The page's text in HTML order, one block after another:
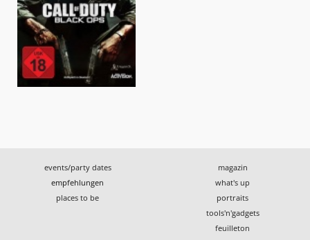
events/party dates
empfehlungen
places to be
magazin
what's up
portraits
tools'n'gadgets
feuilleton